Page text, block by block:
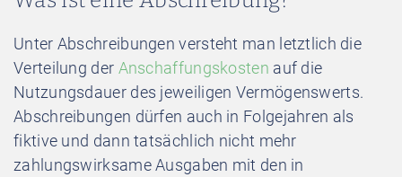
Unter Abschreibungen versteht man letztlich die
Verteilung der Anschaffungskosten auf die
Nutzungsdauer des jeweiligen Vermögenswerts.
Abschreibungen dürfen auch in Folgejahren als
fiktive und dann tatsächlich nicht mehr
zahlungswirksame Ausgaben mit den in